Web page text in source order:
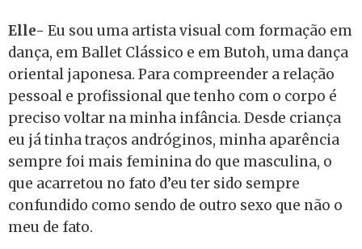
Elle- Eu sou uma artista visual com formação em
dança, em Ballet Clássico e em Butoh, uma dança
oriental japonesa. Para compreender a relação
pessoal e profissional que tenho com o corpo é
preciso voltar na minha infância. Desde criança
eu já tinha traços andróginos, minha aparência
sempre foi mais feminina do que masculina, o
que acarretou no fato d’eu ter sido sempre
confundido como sendo de outro sexo que não o
meu de fato.